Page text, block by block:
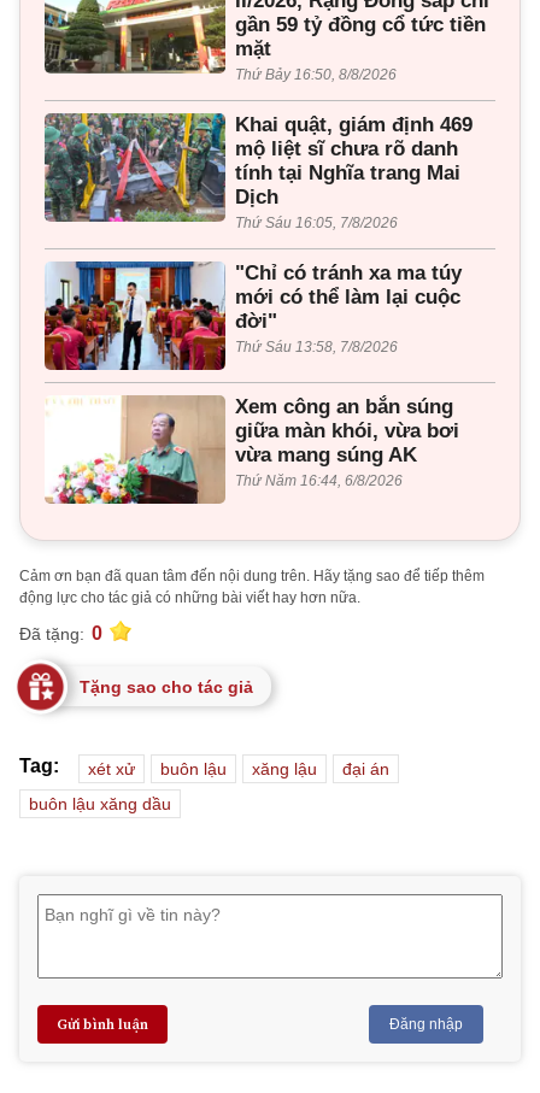
gần 59 tỷ đồng cổ tức tiền
mặt
Thứ Bảy 16:50, 8/8/2026
Khai quật, giám định 469
mộ liệt sĩ chưa rõ danh
tính tại Nghĩa trang Mai
Dịch
Thứ Sáu 16:05, 7/8/2026
"Chỉ có tránh xa ma túy
mới có thể làm lại cuộc
đời"
Thứ Sáu 13:58, 7/8/2026
Xem công an bắn súng
giữa màn khói, vừa bơi
vừa mang súng AK
Thứ Năm 16:44, 6/8/2026
Cảm ơn bạn đã quan tâm đến nội dung trên. Hãy tặng sao để tiếp thêm
động lực cho tác giả có những bài viết hay hơn nữa.
Đã tặng: 0
Tặng sao cho tác giả
Tag: xét xử buôn lậu xăng lậu
đại án
buôn lậu xăng dầu
Gửi bình luận Đăng nhập